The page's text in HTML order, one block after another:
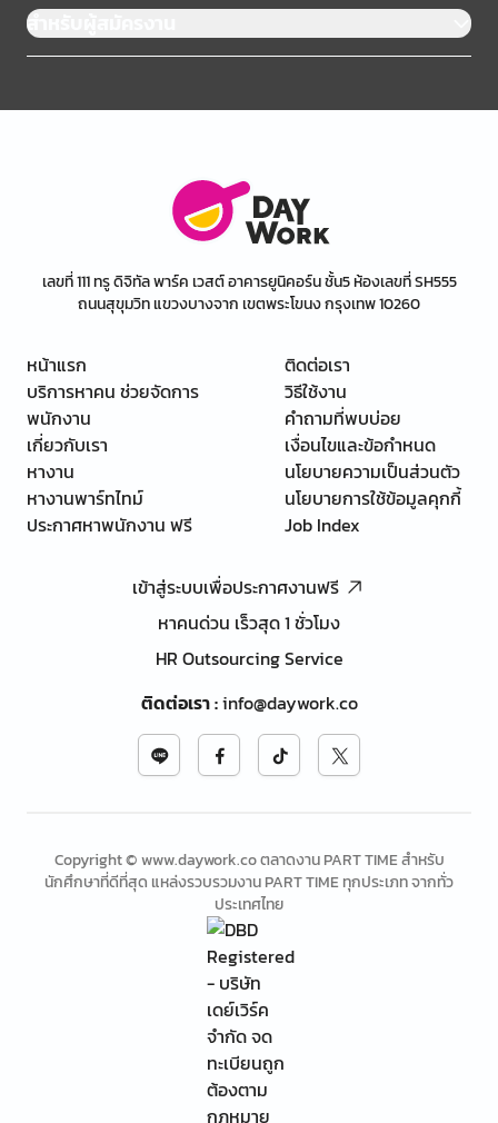
สำหรับผู้สมัครงาน
เลขที่ 111 ทรู ดิจิทัล พาร์ค เวสต์ อาคารยูนิคอร์น ชั้น5 ห้องเลขที่ SH555
ถนนสุขุมวิท แขวงบางจาก เขตพระโขนง กรุงเทพ 10260
หน้าแรก
บริการหาคน ช่วยจัดการ
พนักงาน
เกี่ยวกับเรา
หางาน
หางานพาร์ทไทม์
ประกาศหาพนักงาน ฟรี
ติดต่อเรา
วิธีใช้งาน
คำถามที่พบบ่อย
เงื่อนไขและข้อกำหนด
นโยบายความเป็นส่วนตัว
นโยบายการใช้ข้อมูลคุกกี้
Job Index
เข้าสู่ระบบเพื่อประกาศงานฟรี
หาคนด่วน เร็วสุด 1 ชั่วโมง
HR Outsourcing Service
ติดต่อเรา:info@daywork.co
Copyright © www.daywork.co ตลาดงาน PART TIME สำหรับ
นักศึกษาที่ดีที่สุด แหล่งรวบรวมงาน PART TIME ทุกประเภท จากทั่ว
ประเทศไทย